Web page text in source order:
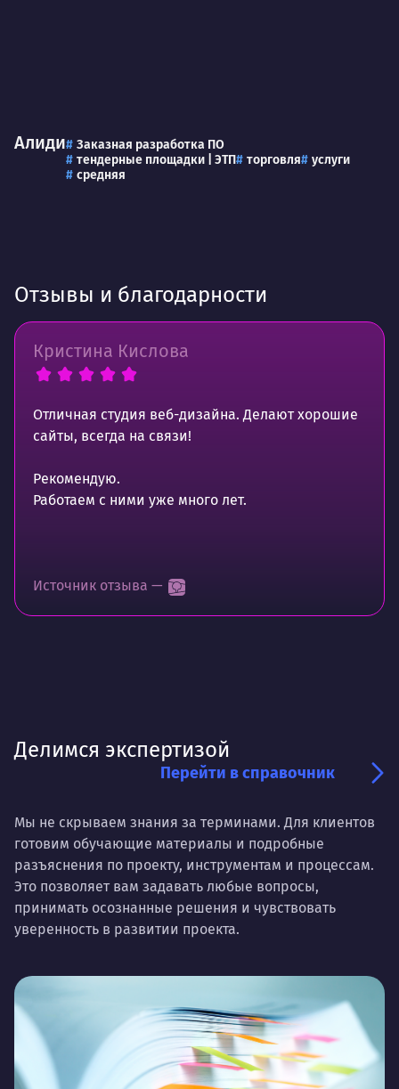
Алиди
Заказная разработка ПО
тендерные площадки | ЭТП
торговля
услуги
средняя
Отзывы и благодарности
Кристина Кислова
Отличная студия веб-дизайна. Делают хорошие
сайты, всегда на связи!
Рекомендую.
Работаем с ними уже много лет.
Источник отзыва —
Делимся экспертизой
Перейти в справочник
Мы не скрываем знания за терминами. Для клиентов
готовим обучающие материалы и подробные
разъяснения по проекту, инструментам и процессам.
Это позволяет вам задавать любые вопросы,
принимать осознанные решения и чувствовать
уверенность в развитии проекта.